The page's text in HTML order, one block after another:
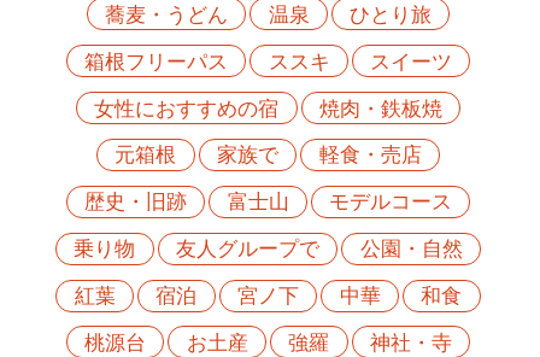
蕎麦・うどん
温泉
ひとり旅
箱根フリーパス
ススキ
スイーツ
女性におすすめの宿
焼肉・鉄板焼
元箱根
家族で
軽食・売店
歴史・旧跡
富士山
モデルコース
乗り物
友人グループで
公園・自然
紅葉
宿泊 宮ノ下 中華
和食
桃源台
お土産 強羅
神社・寺